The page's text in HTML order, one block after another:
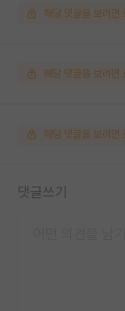
해당 댓글을 보려면
해당 댓글을 보려면
해당 댓글을 보려면
댓글쓰기